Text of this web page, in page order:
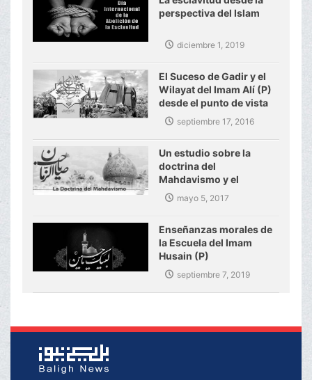
perspectiva del Islam
diciembre 1, 2019
El Suceso de Gadir y el
Wilayat del Imam Alí (P)
desde el punto de vista
del Ayatolá Makarem
Shirazi
septiembre 17, 2016
Un estudio sobre la
doctrina del
Mahdavismo y el
gobierno mundial del
Imam Mahdi (P)
mayo 5, 2017
Enseñanzas morales de
la Escuela del Imam
Husain (P)
septiembre 7, 2019